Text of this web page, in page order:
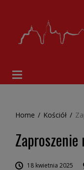
Home / Kościół /
18 kwietnia 2025